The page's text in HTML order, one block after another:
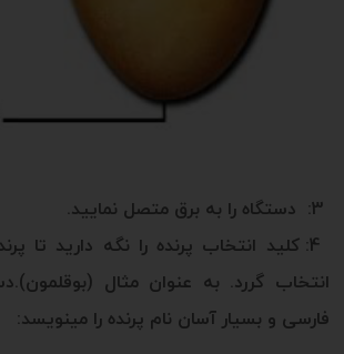
4: کلید انتخاب پرنده را نگه دارید تا
انتخاب گررد. به عنوان مثال
فارسی و بسیار آسان نام پرنده را مینویسد: